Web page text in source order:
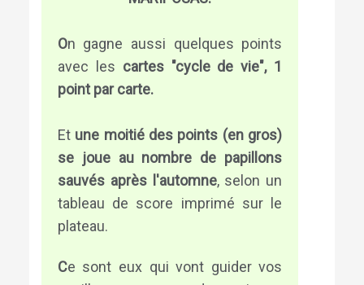
On gagne aussi quelques points
avec les cartes "cycle de vie", 1
point par carte.
Et une moitié des points (en gros)
se joue au nombre de papillons
sauvés après l'automne, selon un
tableau de score imprimé sur le
plateau.
Ce sont eux qui vont guider vos